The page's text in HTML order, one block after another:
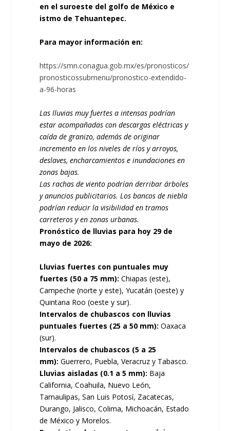
en el suroeste del golfo de México e
istmo de Tehuantepec.
Para mayor información en:
https://smn.conagua.gob.mx/es/pronosticos/
pronosticossubmenu/pronostico-extendido-
a-96-horas
Las lluvias muy fuertes a intensas podrían
estar acompañadas con descargas eléctricas y
caída de granizo, además de originar
incremento en los niveles de ríos y arroyos,
deslaves, encharcamientos e inundaciones en
zonas bajas.
Las rachas de viento podrían derribar árboles
y anuncios publicitarios. Los bancos de niebla
podrían reducir la visibilidad en tramos
carreteros y en zonas urbanas.
Pronóstico de lluvias para hoy 29 de
mayo de 2026:
Lluvias fuertes con puntuales muy
fuertes (50 a 75 mm): Chiapas (este),
Campeche (norte y este), Yucatán (oeste) y
Quintana Roo (oeste y sur).
Intervalos de chubascos con lluvias
puntuales fuertes (25 a 50 mm): Oaxaca
(sur).
Intervalos de chubascos (5 a 25
mm): Guerrero, Puebla, Veracruz y Tabasco.
Lluvias aisladas (0.1 a 5 mm): Baja
California, Coahuila, Nuevo León,
Tamaulipas, San Luis Potosí, Zacatecas,
Durango, Jalisco, Colima, Michoacán, Estado
de México y Morelos.